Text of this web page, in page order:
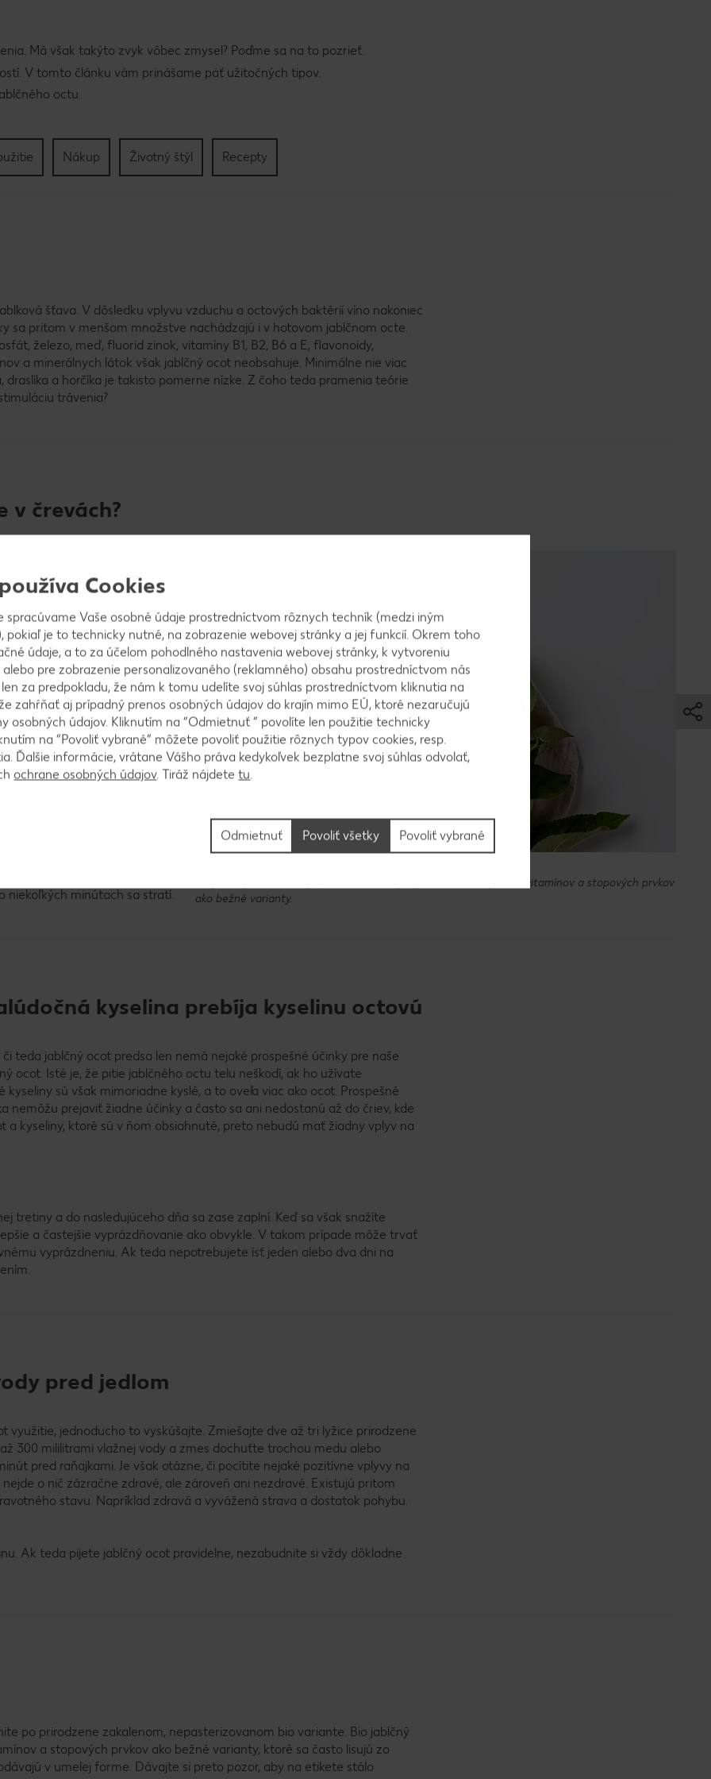
Má však takýto zvyk vôbec zmysel? Poďme sa na to pozrieť.
V tomto článku vám prinášame päť užitočných tipov.
octu.
Nákup Životný štýl Recepty
šťava. V dôsledku vplyvu vzduchu a octových baktérií víno nakoniec
sa pritom v menšom množstve nachádzajú i v hotovom jablčnom octe.
železo, meď, fluorid zinok, vitamíny B1, B2, B6 a E, flavonoidy,
a minerálnych látok však jablčný ocot neobsahuje. Minimálne nie viac
a horčíka je takisto pomerne nízke. Z čoho teda pramenia teórie
trávenia?
v črevách?
Bio jablčný ocot sa lisuje priamo z čerstvých jabĺk a obsahuje viac vitamínov a stopových prvkov
ako bežné varianty.
respondentov vyplynul
v krvi. Účinky sa pritom
u iného zase druhým.
kyselina octová obsahuje
pritom na tom, či človek
spôsobuje tlmenie niektorých
to pritom množstva kyseliny
množstvo z jednej či dvoch
vlasy a pleť
na pokožku a vlasy. Ale
použitie. Účinky jablčného
opuch. Stačí si pritom
by ste mohli oceniť pri
spálení kože slnkom. Po
jablčný ocot na vlasy.
vyschnúť na vzduchu.
niekoľkých minútach sa stratí.
kyselina prebíja kyselinu octovú
teda jablčný ocot predsa len nemá nejaké prospešné účinky pre naše
ocot. Isté je, že pitie jablčného octu telu neškodí, ak ho užívate
sú však mimoriadne kyslé, a to oveľa viac ako ocot. Prospešné
prejaviť žiadne účinky a často sa ani nedostanú až do čriev, kde
kyseliny, ktoré sú v ňom obsiahnuté, preto nebudú mať žiadny vplyv na
tretiny a do nasledujúceho dňa sa zase zaplní. Keď sa však snažíte
a častejšie vyprázdňovanie ako obvykle. V takom prípade môže trvať
vyprázdneniu. Ak teda nepotrebujete ísť jeden alebo dva dni na
pred jedlom
využitie, jednoducho to vyskúšajte. Zmiešajte dve až tri lyžice prirodzene
300 mililitrami vlažnej vody a zmes dochuťte trochou medu alebo
pred raňajkami. Je však otázne, či pocítite nejaké pozitívne vplyvy na
o nič zázračne zdravé, ale zároveň ani nezdravé. Existujú pritom
stavu. Napríklad zdravá a vyvážená strava a dostatok pohybu.
Ak teda pijete jablčný ocot pravidelne, nezabudnite si vždy dôkladne
po prirodzene zakalenom, nepasterizovanom bio variante. Bio jablčný
a stopových prvkov ako bežné varianty, ktoré sa často lisujú zo
v umelej forme. Dávajte si preto pozor, aby na etikete stálo
Cookies
spracúvame Vaše osobné údaje prostredníctvom rôznych techník (medzi iným
pokiaľ je to technicky nutné, na zobrazenie webovej stránky a jej funkcií. Okrem toho
údaje, a to za účelom pohodlného nastavenia webovej stránky, k vytvoreniu
pre zobrazenie personalizovaného (reklamného) obsahu prostredníctvom nás
za predpokladu, že nám k tomu udelíte svoj súhlas prostredníctvom kliknutia na
zahŕňať aj prípadný prenos osobných údajov do krajín mimo EÚ, ktoré nezaručujú
osobných údajov. Kliknutím na “Odmietnuť ” povolíte len použitie technicky
na “Povoliť vybrané” môžete povoliť použitie rôznych typov cookies, resp.
Ďalšie informácie, vrátane Vášho práva kedykoľvek bezplatne svoj súhlas odvolať,
ochrane osobných údajov. Tiráž nájdetetu.
Povoliť vybrané
Odmietnuť Povoliť všetky